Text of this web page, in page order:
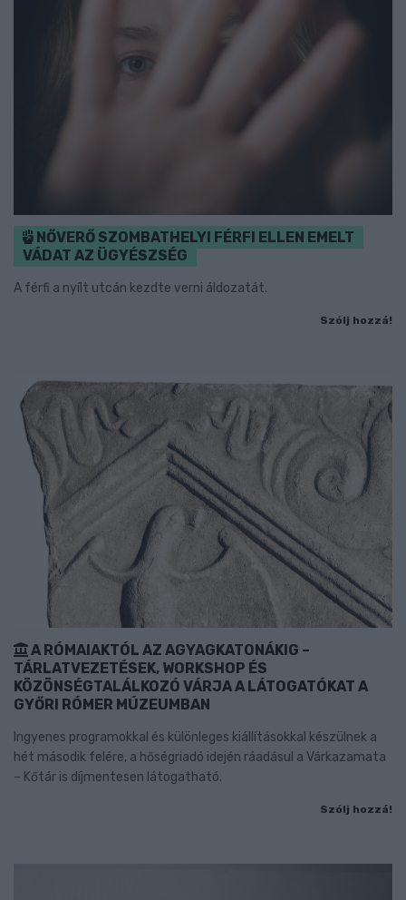
NŐVERŐ SZOMBATHELYI FÉRFI ELLEN EMELT
VÁDAT AZ ÜGYÉSZSÉG
A férfi a nyílt utcán kezdte verni áldozatát.
Szólj hozzá!
A RÓMAIAKTÓL AZ AGYAGKATONÁKIG –
TÁRLATVEZETÉSEK, WORKSHOP ÉS
KÖZÖNSÉGTALÁLKOZÓ VÁRJA A LÁTOGATÓKAT A
GYŐRI RÓMER MÚZEUMBAN
Ingyenes programokkal és különleges kiállításokkal készülnek a
hét második felére, a hőségriadó idején ráadásul a Várkazamata
– Kőtár is díjmentesen látogatható.
Szólj hozzá!